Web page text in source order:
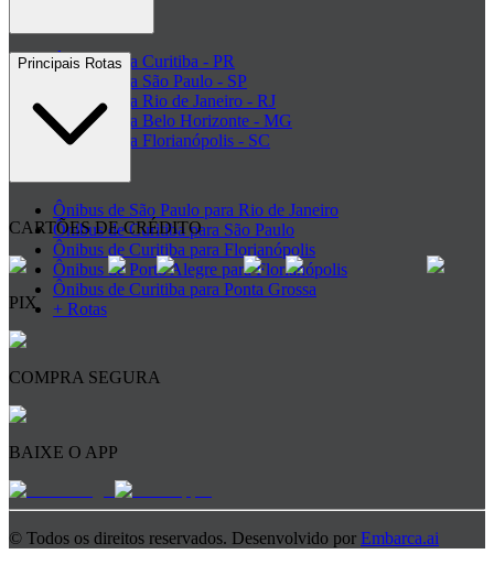
Ônibus para Curitiba - PR
Ônibus para São Paulo - SP
Ônibus para Rio de Janeiro - RJ
Ônibus para Belo Horizonte - MG
Ônibus para Florianópolis - SC
Principais Rotas
Ônibus de São Paulo para Rio de Janeiro
Ônibus de Curitiba para São Paulo
Ônibus de Curitiba para Florianópolis
Ônibus de Porto Alegre para Florianópolis
Ônibus de Curitiba para Ponta Grossa
+ Rotas
CARTÕES DE CRÉDITO
PIX
COMPRA SEGURA
BAIXE O APP
© Todos os direitos reservados. Desenvolvido por Embarca.ai